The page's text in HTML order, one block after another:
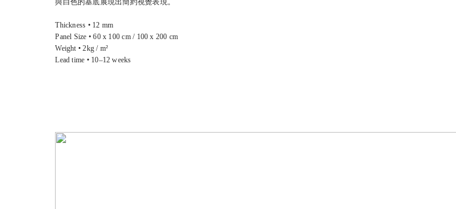
與白色的基底展現出簡約視覺表現。
Thickness • 12 mm
Panel Size • 60 x 100 cm / 100 x 200 cm
Weight • 2kg / m²
Lead time • 10–12 weeks